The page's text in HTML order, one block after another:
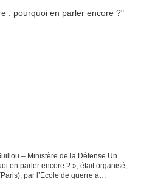
– Ministère de la Défense Un
en parler encore ? », était organisé,
par l’Ecole de guerre à